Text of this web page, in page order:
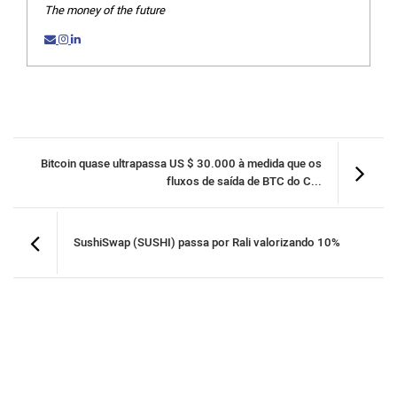
The money of the future
Bitcoin quase ultrapassa US $ 30.000 à medida que os
fluxos de saída de BTC do C...
SushiSwap (SUSHI) passa por Rali valorizando 10%